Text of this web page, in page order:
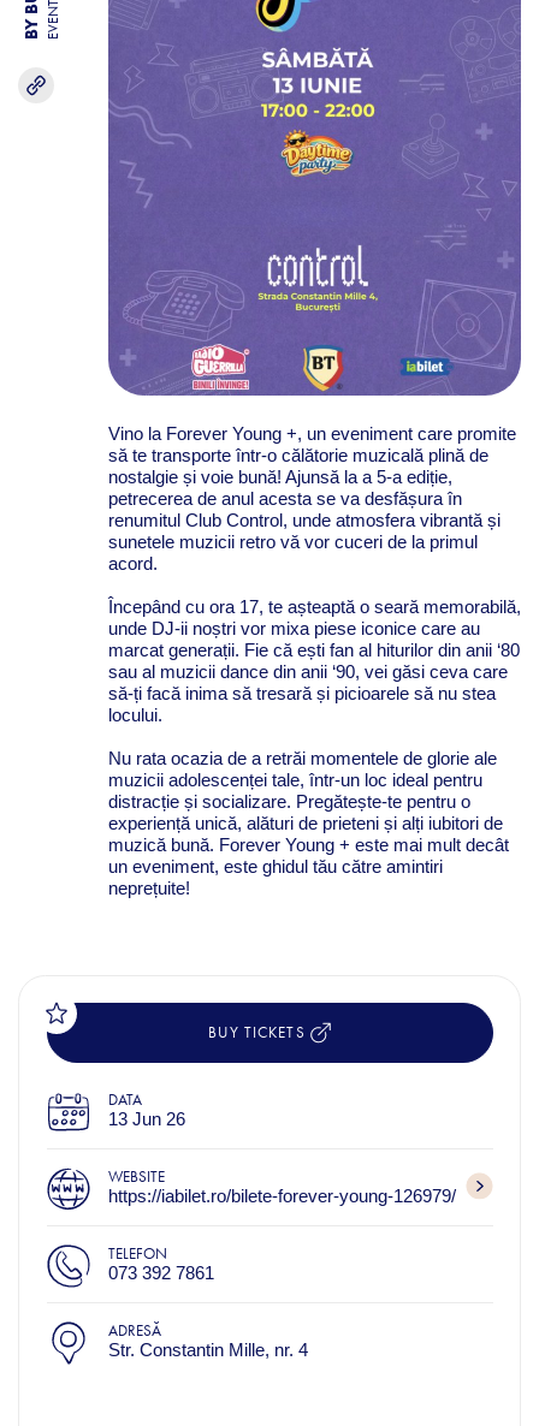
EVENTS
Vino la Forever Young +, un eveniment care promite
să te transporte într-o călătorie muzicală plină de
nostalgie și voie bună! Ajunsă la a 5-a ediție,
petrecerea de anul acesta se va desfășura în
renumitul Club Control, unde atmosfera vibrantă și
sunetele muzicii retro vă vor cuceri de la primul
acord.
Începând cu ora 17, te așteaptă o seară memorabilă,
unde DJ-ii noștri vor mixa piese iconice care au
marcat generații. Fie că ești fan al hiturilor din anii ‘80
sau al muzicii dance din anii ‘90, vei găsi ceva care
să-ți facă inima să tresară și picioarele să nu stea
locului.
Nu rata ocazia de a retrăi momentele de glorie ale
muzicii adolescenței tale, într-un loc ideal pentru
distracție și socializare. Pregătește-te pentru o
experiență unică, alături de prieteni și alți iubitori de
muzică bună. Forever Young + este mai mult decât
un eveniment, este ghidul tău către amintiri
neprețuite!
BUY TICKETS
DATA
13 Jun 26
WEBSITE
https://iabilet.ro/bilete-forever-young-126979/
TELEFON
073 392 7861
ADRESĂ
Str. Constantin Mille, nr. 4